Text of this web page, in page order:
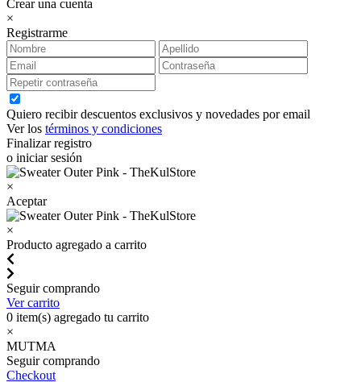
Crear una cuenta
×
Registrarme
Quiero recibir descuentos exclusivos y novedades por email
Ver los términos y condiciones
Finalizar registro
o iniciar sesión
×
Aceptar
×
Producto agregado a carrito
Seguir comprando
Ver carrito
0 item(s) agregado tu carrito
×
MUTMA
Seguir comprando
Checkout